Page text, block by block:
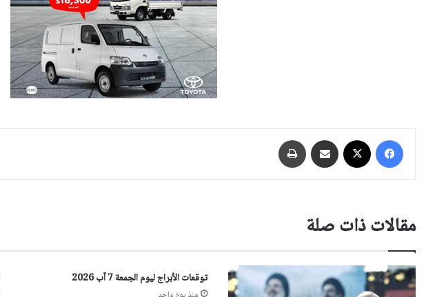
فيسبوك مشاركة عبر البريد
مقالات ذات صلة
توقعات الأبراج ليوم الجمعة 7 آب 2026